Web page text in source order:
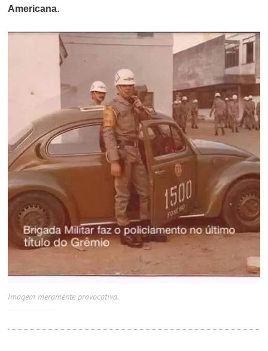
Americana.
Imagem meramente provocativa.